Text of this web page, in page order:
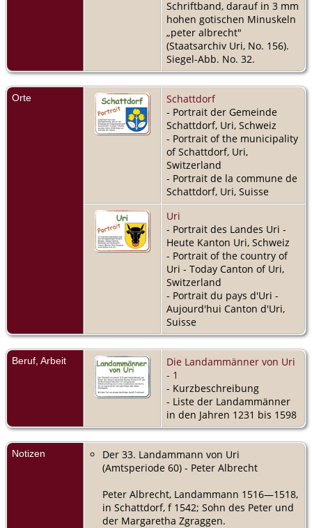
Schriftband, darauf in 3 mm
hohen gotischen Minuskeln
„peter albrecht"
(Staatsarchiv Uri, No. 156).
Siegel-Abb. No. 32.
Orte
Schattdorf
- Portrait der Gemeinde
Schattdorf, Uri, Schweiz
- Portrait of the municipality
of Schattdorf, Uri,
Switzerland
- Portrait de la commune de
Schattdorf, Uri, Suisse
Uri
- Portrait des Landes Uri -
Heute Kanton Uri, Schweiz
- Portrait of the country of
Uri - Today Canton of Uri,
Switzerland
- Portrait du pays d'Uri -
Aujourd'hui Canton d'Uri,
Suisse
Beruf, Arbeit
Die Landammänner von Uri
- 1
- Kurzbeschreibung
- Liste der Landammänner
in den Jahren 1231 bis 1598
Notizen
Der 33. Landammann von Uri
(Amtsperiode 60) - Peter Albrecht
Peter Albrecht, Landammann 1516—1518,
in Schattdorf, f 1542; Sohn des Peter und
der Margaretha Zgraggen.